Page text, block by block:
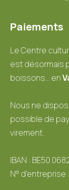
Paiements
Le Centre
est désormais
boissons… en
Nous ne
possible de
virement.
IBAN : BE50
N° d’entreprise